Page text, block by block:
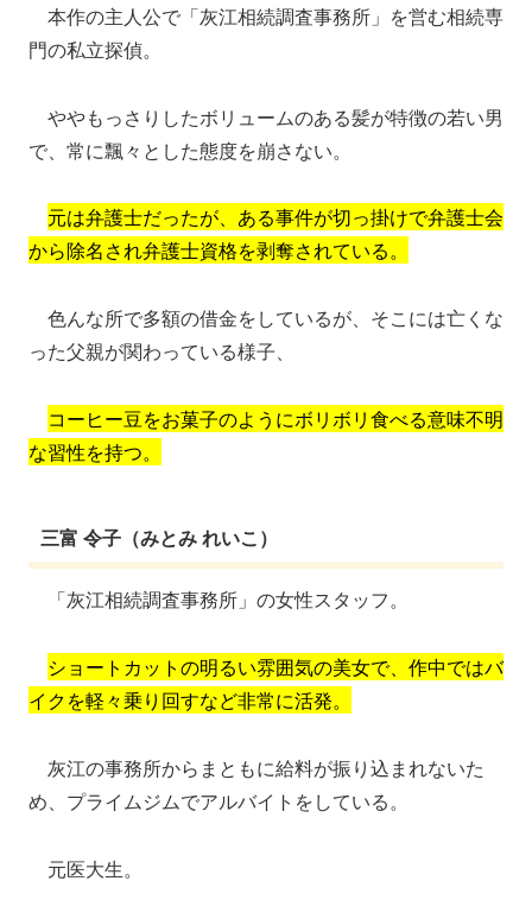
本作の主人公で「灰江相続調査事務所」を営む相続専
門の私立探偵。
ややもっさりしたボリュームのある髪が特徴の若い男
で、常に飄々とした態度を崩さない。
元は弁護士だったが、ある事件が切っ掛けで弁護士会
から除名され弁護士資格を剥奪されている。
色んな所で多額の借金をしているが、そこには亡くな
った父親が関わっている様子、
コーヒー豆をお菓子のようにボリボリ食べる意味不明
な習性を持つ。
三富 令子（みとみ れいこ）
「灰江相続調査事務所」の女性スタッフ。
ショートカットの明るい雰囲気の美女で、作中ではバ
イクを軽々乗り回すなど非常に活発。
灰江の事務所からまともに給料が振り込まれないた
め、プライムジムでアルバイトをしている。
元医大生。